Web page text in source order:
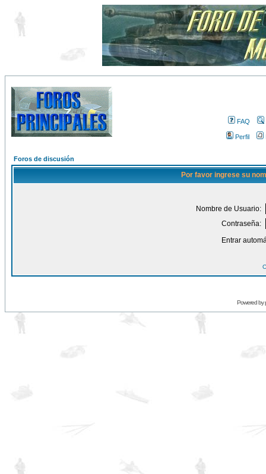
FAQ
Perfil
Foros de discusión
Por favor ingrese su
Nombre de Usuario:
Contraseña:
Entrar
Powered by